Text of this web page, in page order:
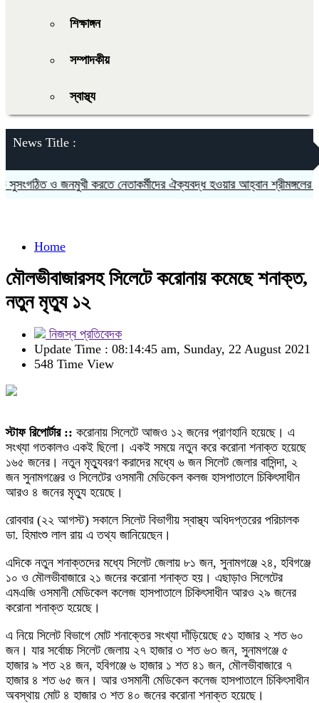
শিক্ষাঙ্গন
সম্পাদকীয়
স্বাস্থ্য
News Title :
ও জনমুখী করতে নেতাকর্মীদের ঐক্যবদ্ধ হওয়ার আহ্বান শ্রীমঙ্গলের এমপি
Home
মৌলভীবাজারসহ সিলেটে করোনায় কমেছে শনাক্ত,
নতুন মৃত্যু ১২
নিজস্ব প্রতিবেদক
Update Time : 08:14:45 am, Sunday, 22 August 2021
548 Time View
স্টাফ রিপোর্টার :: করোনায় সিলেটে আজও ১২ জনের প্রাণহানি হয়েছে। এ
সংখ্যা গতকালও একই ছিলো। একই সময়ে নতুন করে করোনা শনাক্ত হয়েছে
১৬৫ জনের। নতুন মৃত্যুবরণ করাদের মধ্যে ৬ জন সিলেট জেলার বাসিন্দা, ২
জন সুনামগঞ্জের ও সিলেটের ওসমানী মেডিকেল কলজ হাসপাতালে চিকিৎসাধীন
আরও ৪ জনের মৃত্যু হয়েছে।
রোববার (২২ আগস্ট) সকালে সিলেট বিভাগীয় স্বাস্থ্য অধিদপ্তরের পরিচালক
ডা. হিমাংশু লাল রায় এ তথ্য জানিয়েছেন।
এদিকে নতুন শনাক্তদের মধ্যে সিলেট জেলায় ৮১ জন, সুনামগঞ্জে ২৪, হবিগঞ্জে
১০ ও মৌলভীবাজারে ২১ জনের করোনা শনাক্ত হয়। এছাড়াও সিলেটের
এমএজি ওসমানী মেডিকেল কলেজ হাসপাতালে চিকিৎসাধীন আরও ২৯ জনের
করোনা শনাক্ত হয়েছে।
এ নিয়ে সিলেট বিভাগে মোট শনাক্তের সংখ্যা দাঁড়িয়েছে ৫১ হাজার ২ শত ৬০
জন। যার সর্বোচ্চ সিলেট জেলায় ২৭ হাজার ৩ শত ৬৩ জন, সুনামগঞ্জে ৫
হাজার ৯ শত ২৪ জন, হবিগঞ্জে ৬ হাজার ১ শত ৪১ জন, মৌলভীবাজারে ৭
হাজার ৪ শত ৬৫ জন। আর ওসমানী মেডিকেল কলেজ হাসপাতালে চিকিৎসাধীন
অবস্থায় মোট ৪ হাজার ৩ শত ৪০ জনের করোনা শনাক্ত হয়েছে।